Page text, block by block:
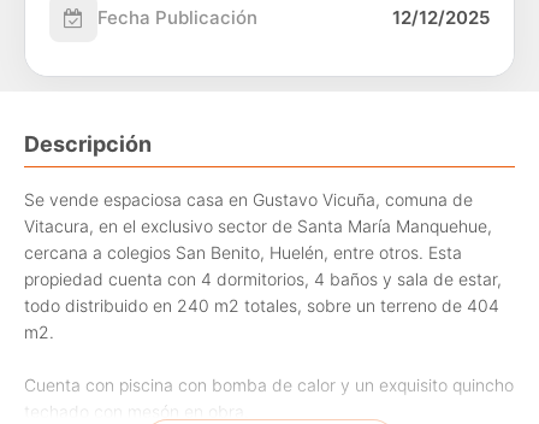
Fecha Publicación 12/12/2025
Descripción
Se vende espaciosa casa en Gustavo Vicuña, comuna de
Vitacura, en el exclusivo sector de Santa María Manquehue,
cercana a colegios San Benito, Huelén, entre otros. Esta
propiedad cuenta con 4 dormitorios, 4 baños y sala de estar,
todo distribuido en 240 m2 totales, sobre un terreno de 404
m2.
Cuenta con piscina con bomba de calor y un exquisito quincho
techado con mesón en obra.